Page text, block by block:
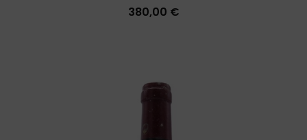
380,00 €